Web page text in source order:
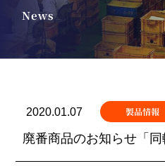
News
2020.01.07 製品情報
廃番商品のお知らせ「同